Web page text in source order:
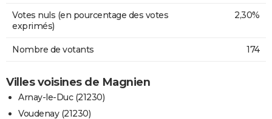
Votes nuls (en pourcentage des votes
exprimés)
2,30%
Nombre de votants 174
Villes voisines de Magnien
Arnay-le-Duc (21230)
Voudenay (21230)